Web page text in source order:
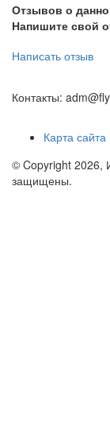
Отзывов о
Напишите свой
Написать отзыв
Контакты:
Карта сайта
© Copyright 2026,
защищены.